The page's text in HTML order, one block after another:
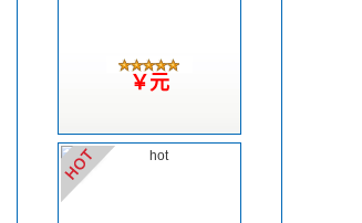
￥元